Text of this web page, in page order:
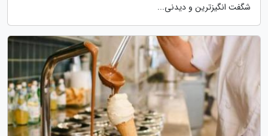
شگفت انگیزترین و دیدنی...